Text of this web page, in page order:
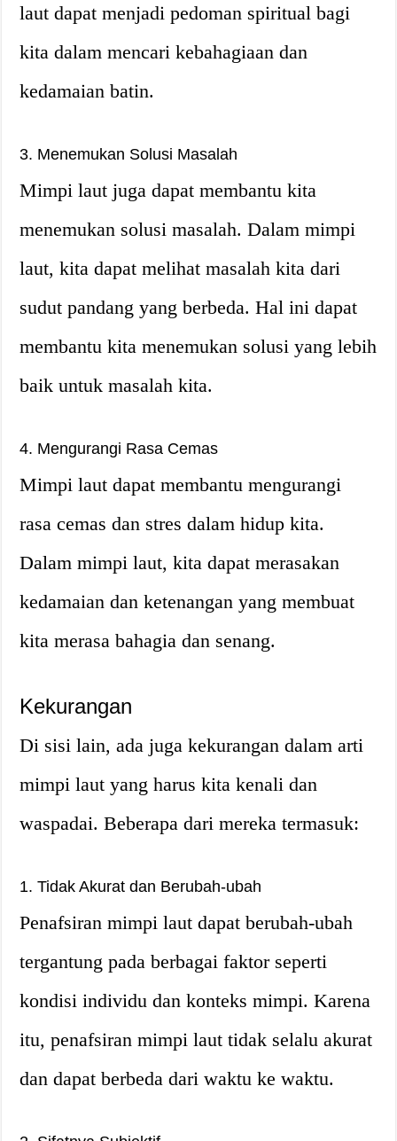
laut dapat menjadi pedoman spiritual bagi
kita dalam mencari kebahagiaan dan
kedamaian batin.
3. Menemukan Solusi Masalah
Mimpi laut juga dapat membantu kita
menemukan solusi masalah. Dalam mimpi
laut, kita dapat melihat masalah kita dari
sudut pandang yang berbeda. Hal ini dapat
membantu kita menemukan solusi yang lebih
baik untuk masalah kita.
4. Mengurangi Rasa Cemas
Mimpi laut dapat membantu mengurangi
rasa cemas dan stres dalam hidup kita.
Dalam mimpi laut, kita dapat merasakan
kedamaian dan ketenangan yang membuat
kita merasa bahagia dan senang.
Kekurangan
Di sisi lain, ada juga kekurangan dalam arti
mimpi laut yang harus kita kenali dan
waspadai. Beberapa dari mereka termasuk:
1. Tidak Akurat dan Berubah-ubah
Penafsiran mimpi laut dapat berubah-ubah
tergantung pada berbagai faktor seperti
kondisi individu dan konteks mimpi. Karena
itu, penafsiran mimpi laut tidak selalu akurat
dan dapat berbeda dari waktu ke waktu.